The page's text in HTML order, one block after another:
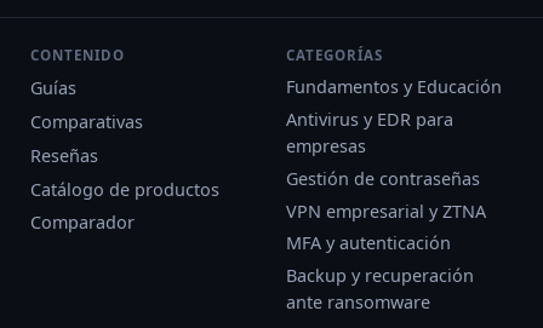
CONTENIDO
Guías
Comparativas
Reseñas
Catálogo de productos
Comparador
CATEGORÍAS
Fundamentos y Educación
Antivirus y EDR para
empresas
Gestión de contraseñas
VPN empresarial y ZTNA
MFA y autenticación
Backup y recuperación
ante ransomware